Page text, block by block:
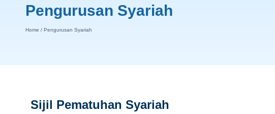
Pengurusan Syariah
Home / Pengurusan Syariah
Sijil Pematuhan Syariah